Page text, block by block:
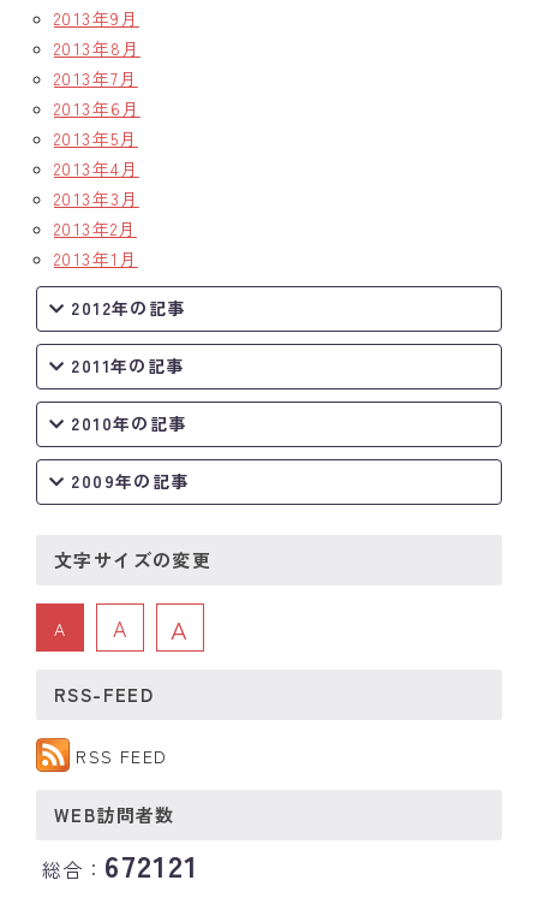
2013年9月
2013年8月
2013年7月
2013年6月
2013年5月
2013年4月
2013年3月
2013年2月
2013年1月
2012年の記事
2011年の記事
2010年の記事
2009年の記事
文字サイズの変更
A A A
RSS-FEED
RSS FEED
WEB訪問者数
総合： 672121